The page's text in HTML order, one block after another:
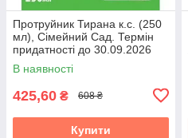
Протруйник Тирана к.с. (250
мл), Сімейний Сад. Термін
придатності до 30.09.2026
В наявності
425,60 ₴ 608 ₴
Купити